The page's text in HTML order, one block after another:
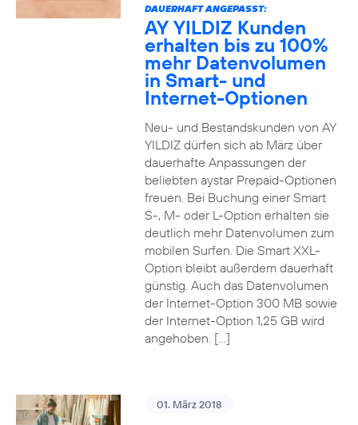
DAUERHAFT ANGEPASST:
AY YILDIZ Kunden
erhalten bis zu 100%
mehr Datenvolumen
in Smart- und
Internet-Optionen
Neu- und Bestandskunden von AY
YILDIZ dürfen sich ab März über
dauerhafte Anpassungen der
beliebten aystar Prepaid-Optionen
freuen. Bei Buchung einer Smart
S-, M- oder L-Option erhalten sie
deutlich mehr Datenvolumen zum
mobilen Surfen. Die Smart XXL-
Option bleibt außerdem dauerhaft
günstig. Auch das Datenvolumen
der Internet-Option 300 MB sowie
der Internet-Option 1,25 GB wird
angehoben. […]
01. März 2018